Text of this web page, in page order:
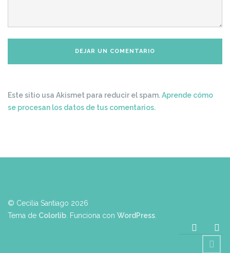
Este sitio usa Akismet para reducir el spam.Aprende cómo
se procesan los datos de tus comentarios.
© Cecilia Santiago 2026
Tema de Colorlib . Funciona con WordPress